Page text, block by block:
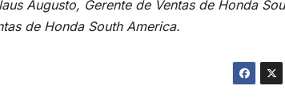
Augusto, Gerente de Ventas de Honda
de Honda South America.